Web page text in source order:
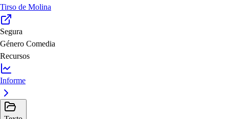
Tirso de Molina
Segura
Género Comedia
Recursos
Informe